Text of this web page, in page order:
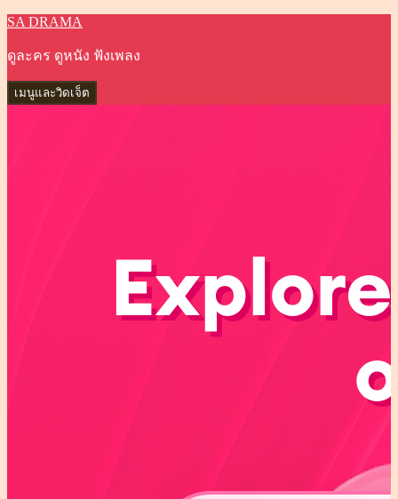
ข้าม
ยัง
เนื้อหา
SA DRAMA
ดูละคร ดูหนัง ฟังเพลง
เมนูและวิดเจ็ต